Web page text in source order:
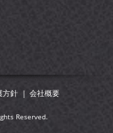
方針 会社概要
Reserved.